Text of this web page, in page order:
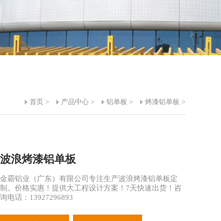
首页 > 产品中心 > 铝单板 > 烤漆铝单板 >
波浪烤漆铝单板
金霸铝业（广东）有限公司专注生产波浪烤漆铝单板定
制。价格实惠！提供大工程设计方案！7天快速出货！咨
询电话：13927296893